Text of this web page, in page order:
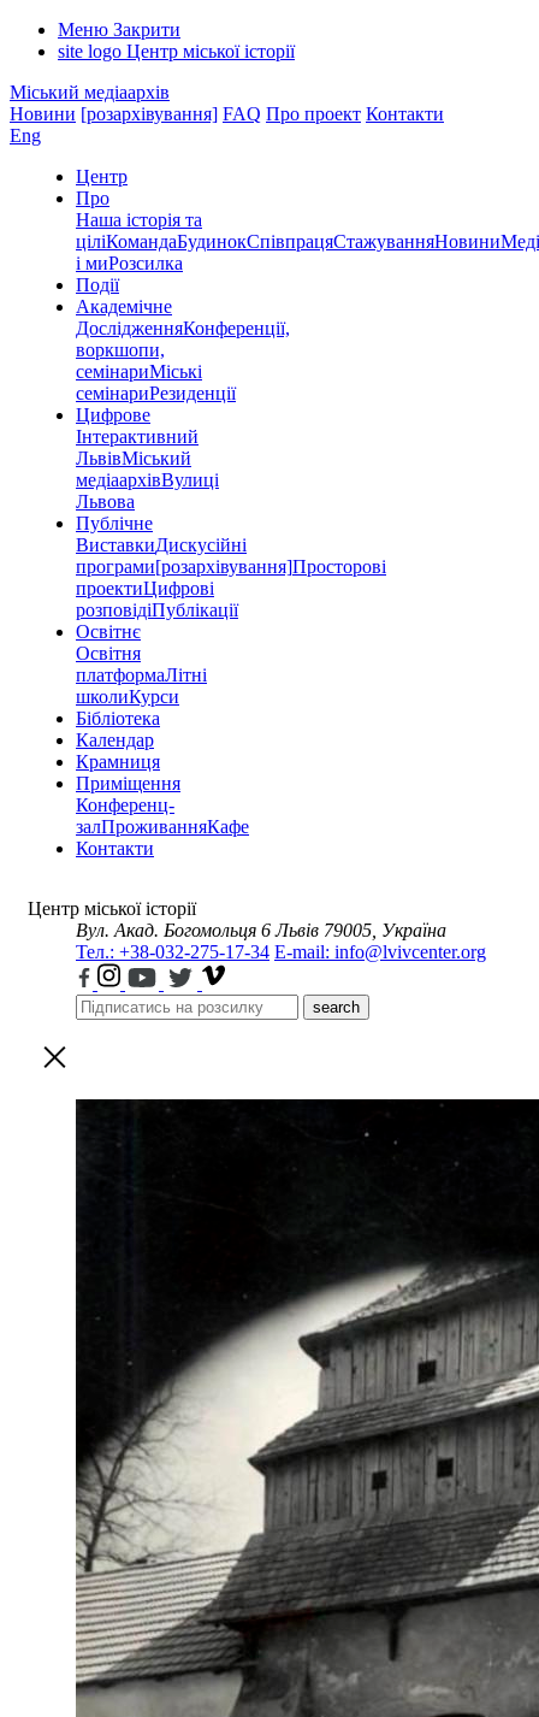
Меню Закрити
site logo Центр міської історії
Міський медіаархів
Новини [розархівування] FAQ Про проект Контакти
Eng
Центр
Про
Наша історія та
ціліКомандаБудинокСпівпрацяСтажуванняНовини
і миРозсилка
Події
Академічне
ДослідженняКонференції,
воркшопи,
семінариМіські
семінариРезиденції
Цифрове
Інтерактивний
ЛьвівМіський
медіаархівВулиці
Львова
Публічне
ВиставкиДискусійні
програми[розархівування]Просторові
проектиЦифрові
розповідіПублікації
Освітнє
Освітня
платформаЛітні
школиКурси
Бібліотека
Календар
Крамниця
Приміщення
Конференц-
залПроживанняКафе
Контакти
Центр міської історії
Вул. Акад. Богомольця 6 Львів 79005, Україна
Тел.: +38-032-275-17-34 E-mail: info@lvivcenter.org
search